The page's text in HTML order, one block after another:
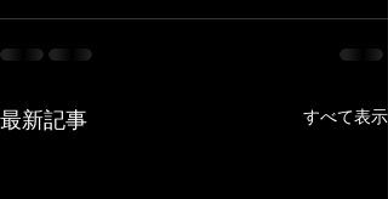
最新記事 すべて表示